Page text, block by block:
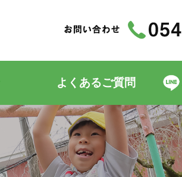
よくあるご質問